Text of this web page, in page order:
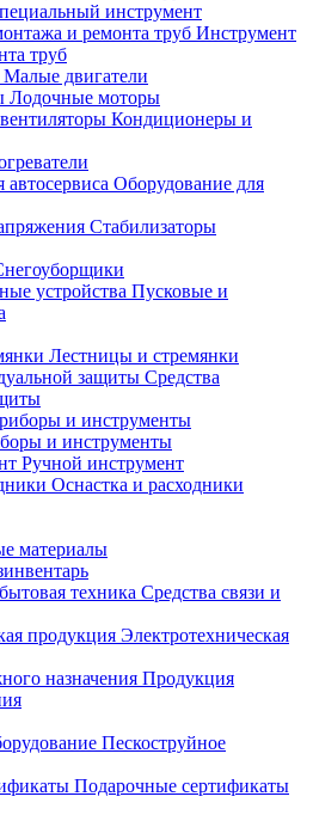
инструмент
Инструмент
труб
Малые двигатели
Лодочные моторы
Кондиционеры и
Оборудование для
Стабилизаторы
Пусковые и
Лестницы и стремянки
Средства
и инструменты
Ручной инструмент
Оснастка и расходники
материалы
Средства связи и
Электротехническая
Продукция
Пескоструйное
Подарочные сертификаты